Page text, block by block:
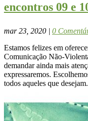
encontros 09 e
mar 23, 2020 | 0
Estamos felizes em
Comunicação Não-
demandar ainda mais
expressaremos.
todos aqueles que